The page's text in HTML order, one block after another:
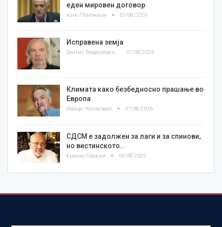
еден мировен договор
Азис Положани 07/08/2026
Исправена земја
Златко Теодосиевски 07/08/2026
Климата како безбедносно прашање во
Европа
Ивица Челиковиќ 07/08/2026
СДСМ е задолжен за лаги и за спинови,
но вистинското…
Бранко Героски 06/08/2026